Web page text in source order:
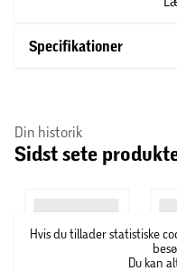
garanteres.
Specifikationer
Din historik
Sidst sete
Hvis du tillader statistiske
Du kan